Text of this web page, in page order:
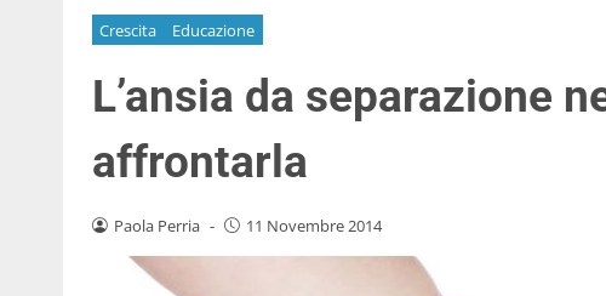
Crescita Educazione
L’ansia da separazione
affrontarla
Paola Perria - 11 Novembre 2014